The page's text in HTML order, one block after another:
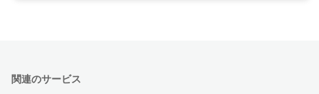
関連のサービス